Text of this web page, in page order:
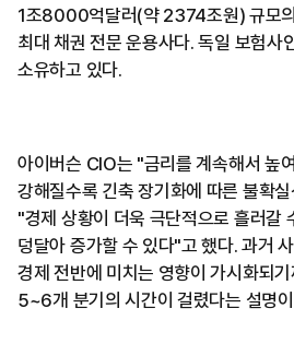
1조8000억달러(약 2374조원) 규모
최대 채권 전문 운용사다. 독일 보험사
소유하고 있다.
아이버슨 CIO는 "금리를 계속해서 높
강해질수록 긴축 장기화에 따른 불확
"경제 상황이 더욱 극단적으로 흘러갈
덩달아 증가할 수 있다"고 했다. 과거
경제 전반에 미치는 영향이 가시화되
5~6개 분기의 시간이 걸렸다는 설명